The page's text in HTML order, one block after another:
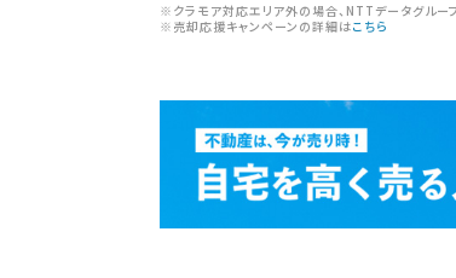
※クラモア対応エリア外の場合、NTTデータグルー
※売却応援キャンペーンの詳細はこちら